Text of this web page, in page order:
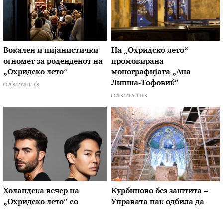
Вокален и пијанистички
огномет за роденденот на
„Охридско лето“
05/08/2026 11:08
На „Охридско лето“
промовирана
монографијата „Ана
Липша-Тофовиќ“
05/08/2026 10:08
Холандска вечер на
„Охридско лето“ со
Курбиново без заштита –
Управата пак одбила да